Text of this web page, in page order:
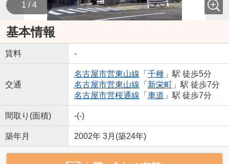
1 / 4
基本情報
賃料 -
交通
名古屋市営東山線 「 千種」駅 徒歩5分
名古屋市営東山線 「 新栄町」駅 徒歩7分
名古屋市営桜通線 「 車道 」駅 徒歩7分
間取り(面積) -(-)
築年月 2002年 3月(築24年)